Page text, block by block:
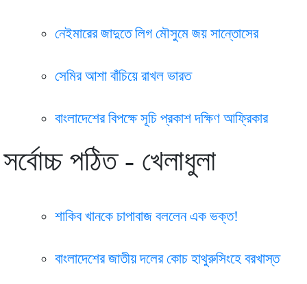
নেইমারের জাদুতে লিগ মৌসুমে জয় সান্তোসের
সেমির আশা বাঁচিয়ে রাখল ভারত
বাংলাদেশের বিপক্ষে সূচি প্রকাশ দক্ষিণ আফ্রিকার
সর্বোচ্চ পঠিত - খেলাধুলা
শাকিব খানকে চাপাবাজ বললেন এক ভক্ত!
বাংলাদেশের জাতীয় দলের কোচ হাথুরুসিংহে বরখাস্ত